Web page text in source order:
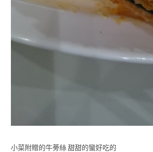
小菜附贈的牛蒡絲 甜甜的蠻好吃的